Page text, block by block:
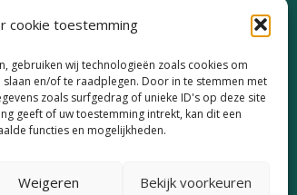
cookie toestemming
gebruiken wij technologieën zoals cookies om
en/of te raadplegen. Door in te stemmen met
zoals surfgedrag of unieke ID's op deze site
geeft of uw toestemming intrekt, kan dit een
functies en mogelijkheden.
Weigeren Bekijk voorkeuren
PVA Refill